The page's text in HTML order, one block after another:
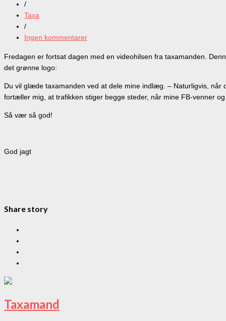
/
Taxa
/
Ingen kommentarer
Fredagen er fortsat dagen med en videohilsen fra taxamanden.
det grønne logo:
Du vil glæde taxamanden ved at dele mine indlæg. – Naturligvis,
fortæller mig, at trafikken stiger begge steder, når mine FB-venner
Så vær så god!
God jagt
Share story
Taxamand